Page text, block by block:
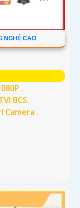
NGHỆ CAO
.
BCS.
Camera .